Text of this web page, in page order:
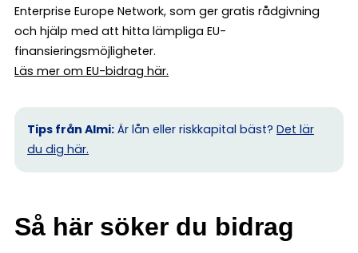
Enterprise Europe Network, som ger gratis rådgivning
och hjälp med att hitta lämpliga EU-
finansieringsmöjligheter.
Läs mer om EU-bidrag här.
Tips från Almi: Är lån eller riskkapital bäst? Det lär
du dig här.
Så här söker du bidrag